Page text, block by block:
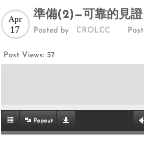
準備(2)—可靠的見證
Apr
17 Posted by CROLCC
Post Views: 57
Popout